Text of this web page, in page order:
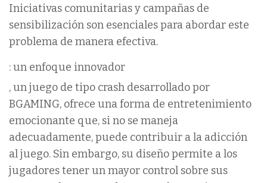
Iniciativas comunitarias y campañas de
sensibilización son esenciales para abordar este
problema de manera efectiva.
: un enfoque innovador
, un juego de tipo crash desarrollado por
BGAMING, ofrece una forma de entretenimiento
emocionante que, si no se maneja
adecuadamente, puede contribuir a la adicción
al juego. Sin embargo, su diseño permite a los
jugadores tener un mayor control sobre sus